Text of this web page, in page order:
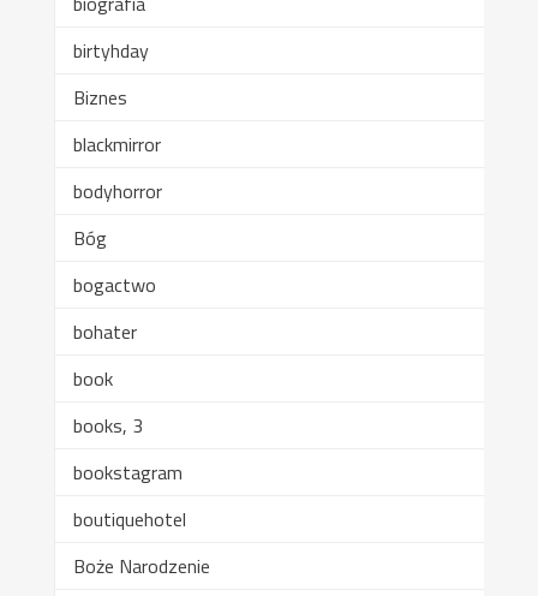
birtyhday
Biznes
blackmirror
bodyhorror
Bóg
bogactwo
bohater
book
books, 3
bookstagram
boutiquehotel
Boże Narodzenie